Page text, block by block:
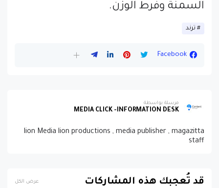
السمنة وفرط الوزن.
ترند
Facebook
مرسلة بواسطة
MEDIA CLICK -INFORMATION DESK
lion Media lion productions , media publisher , magazitta
staff
قد تُعجبك هذه المشاركات عرض الكل